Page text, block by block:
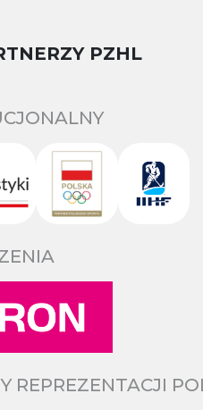
PZHL
REPREZENTACJI